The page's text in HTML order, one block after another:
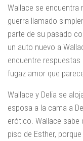
Wallace se encuentra
guerra llamado
parte de su pasado
un auto nuevo a
encuentre respuestas
fugaz amor que
Wallace y Delia se
esposa a la cama a
erótico. Wallace sabe
piso de Esther,